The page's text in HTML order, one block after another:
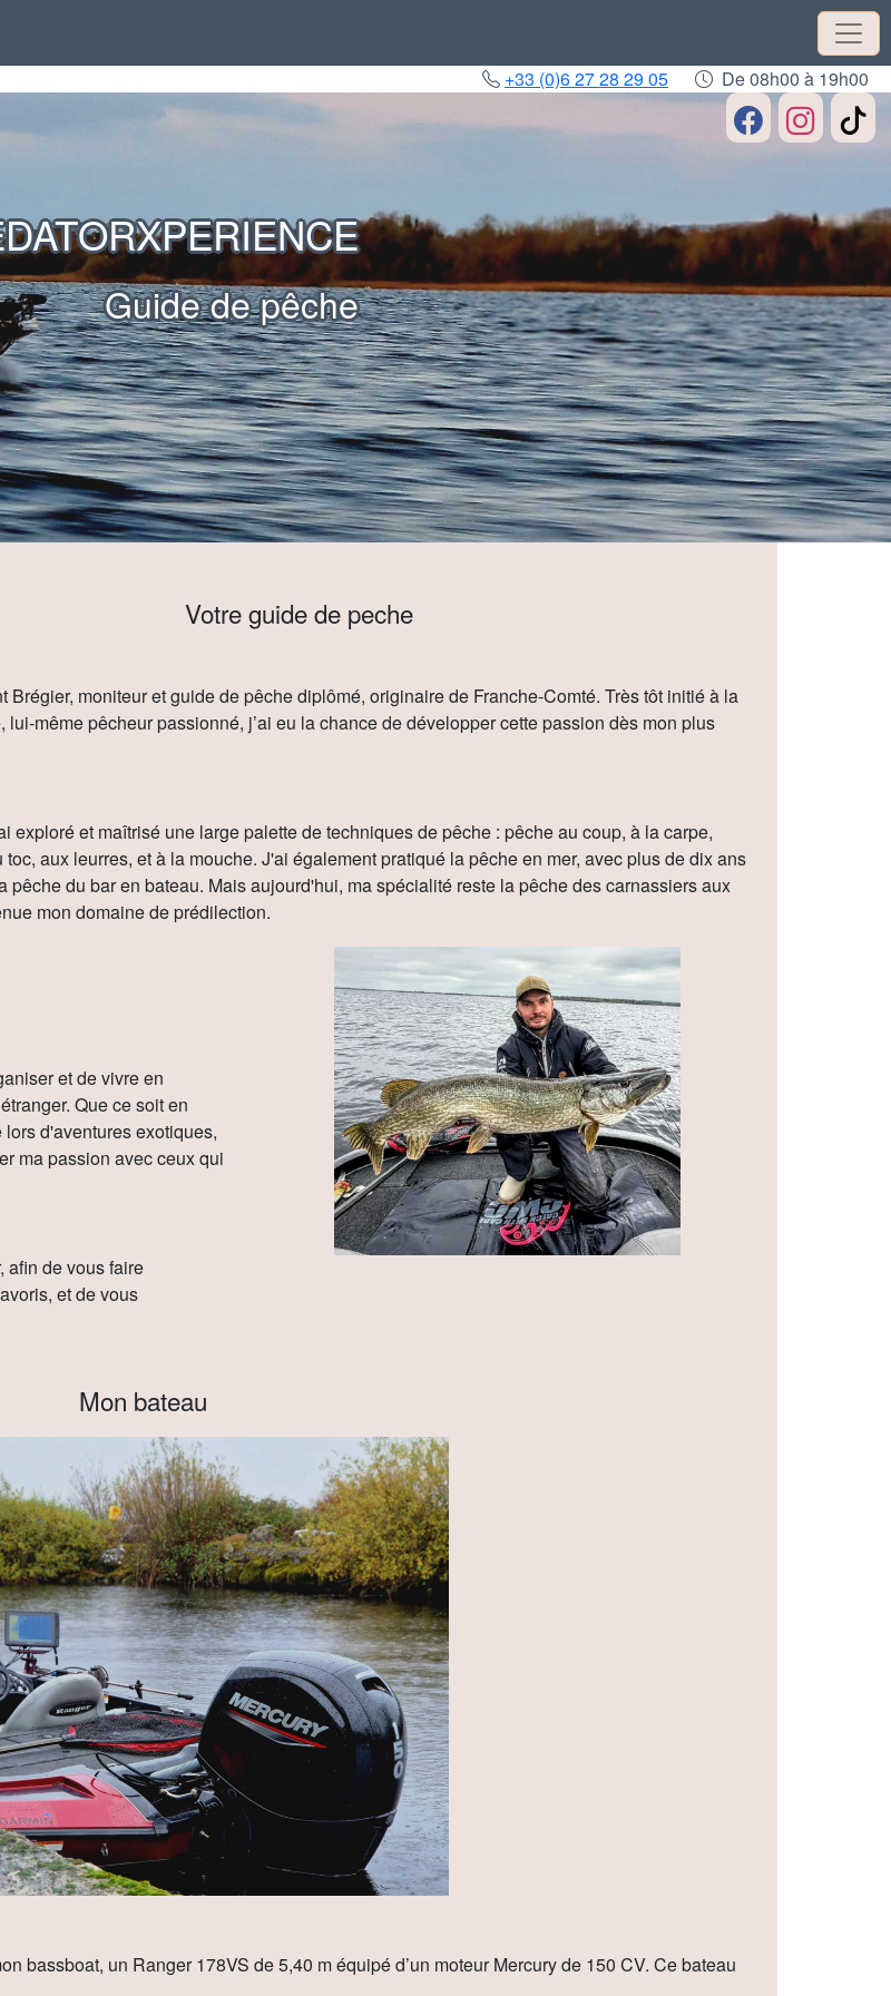
+33 (0)6 27 28 29 05 De 08h00 à 19h00
Guide de pêche
Votre guide de peche
Brégier, moniteur et guide de pêche diplômé, originaire de Franche-Comté. Très tôt initié à la
lui-même pêcheur passionné, j’ai eu la chance de développer cette passion dès mon plus
exploré et maîtrisé une large palette de techniques de pêche : pêche au coup, à la carpe,
aux leurres, et à la mouche. J'ai également pratiqué la pêche en mer, avec plus de dix ans
pêche du bar en bateau. Mais aujourd'hui, ma spécialité reste la pêche des carnassiers aux
mon domaine de prédilection.
et de vivre en
Que ce soit en
d'aventures exotiques,
ma passion avec ceux qui
afin de vous faire
et de vous
Mon bateau
bassboat, un Ranger 178VS de 5,40 m équipé d’un moteur Mercury de 150 CV. Ce bateau